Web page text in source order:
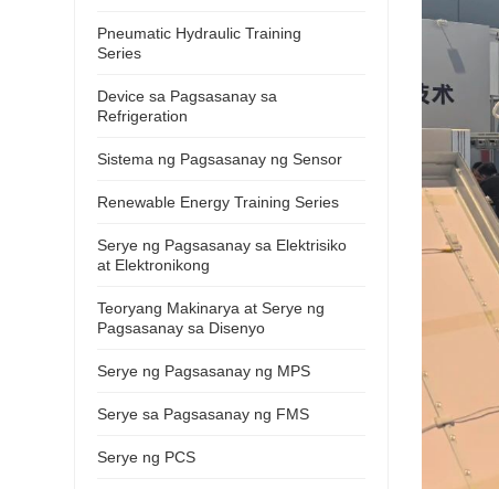
Pneumatic Hydraulic Training
Series
Device sa Pagsasanay sa
Refrigeration
Sistema ng Pagsasanay ng Sensor
Renewable Energy Training Series
Serye ng Pagsasanay sa Elektrisiko
at Elektronikong
Teoryang Makinarya at Serye ng
Pagsasanay sa Disenyo
Serye ng Pagsasanay ng MPS
Serye sa Pagsasanay ng FMS
Serye ng PCS